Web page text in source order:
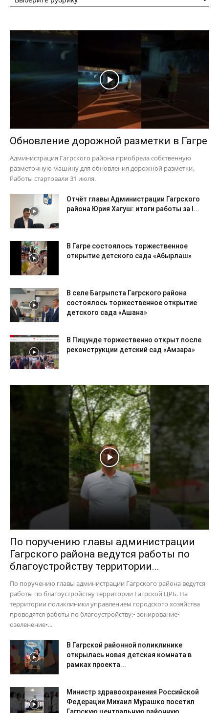
Обновление дорожной разметки в Гагре
Администрация Гагрского района приобрела собственную
разметочную машину для обновления дорожной разметки.
Работы стартовали 31 июля.
Отчёт главы Администрации Гагрского
района Юрия Хагуш: итоги работы за I...
В Гагре состоялось торжественное
открытие детского сада «Абырлаш»
В селе Багрыпста Гагрского района
состоялось торжественное открытие
детского сада «Ашана»
В Пицунде торжественно открыт после
реконструкции детский сад «Амзара»
По поручению главы администрации
Гагрского района ведутся работы по
благоустройству территории...
По поручению главы администрации Гагрского района ведутся
работы по благоустройству территории Гагрской ЦРБ. На
территории поликлиники управлением городского хозяйства
проводятся работы по благоустройству:• зонирование•
озеленение•...
В Гагрской районной поликлинике
открылась новая детская комната в
рамках проекта...
Министр здравоохранения Российской
Федерации Михаил Мурашко посетил